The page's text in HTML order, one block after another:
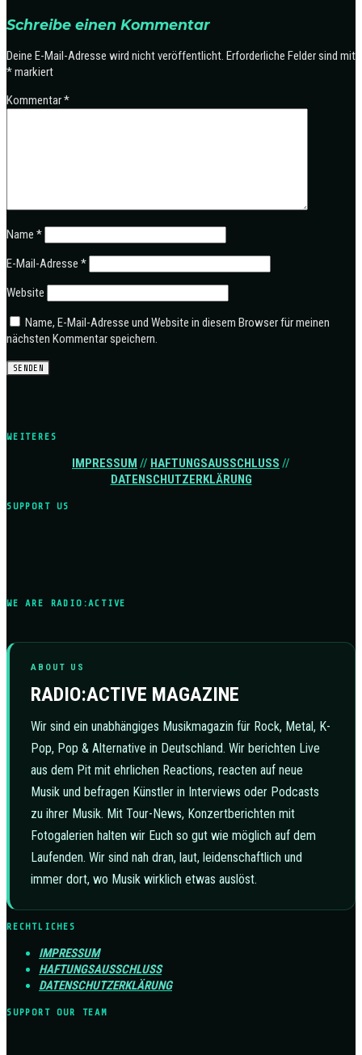
Schreibe einen Kommentar
Deine E-Mail-Adresse wird nicht veröffentlicht. Erforderliche Felder sind mit
*markiert
Kommentar*
Name *
E-Mail-Adresse *
Website
Name, E-Mail-Adresse und Website in diesem Browser für meinen
nächsten Kommentar speichern.
WEITERES
IMPRESSUM // HAFTUNGSAUSSCHLUSS //
DATENSCHUTZERKLÄRUNG
SUPPORT US
WE ARE RADIO:ACTIVE
ABOUT US
RADIO:ACTIVE MAGAZINE
Wir sind ein unabhängiges Musikmagazin für Rock, Metal, K-
Pop, Pop & Alternative in Deutschland. Wir berichten Live
aus dem Pit mit ehrlichen Reactions, reacten auf neue
Musik und befragen Künstler in Interviews oder Podcasts
zu ihrer Musik. Mit Tour-News, Konzertberichten mit
Fotogalerien halten wir Euch so gut wie möglich auf dem
Laufenden. Wir sind nah dran, laut, leidenschaftlich und
immer dort, wo Musik wirklich etwas auslöst.
RECHTLICHES
IMPRESSUM
HAFTUNGSAUSSCHLUSS
DATENSCHUTZERKLÄRUNG
SUPPORT OUR TEAM